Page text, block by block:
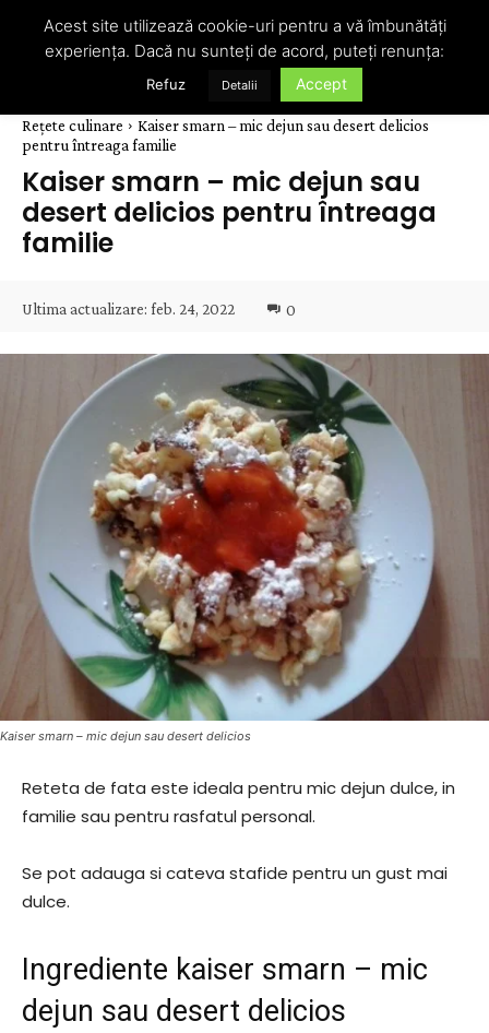
Rețete culinare
Kaiser smarn – mic dejun sau desert delicios
pentru întreaga familie
Kaiser smarn – mic dejun sau
desert delicios pentru întreaga
familie
Ultima actualizare: feb. 24, 2022 0
Kaiser smarn – mic dejun sau desert delicios
Reteta de fata este ideala pentru mic dejun dulce, in
familie sau pentru rasfatul personal.
Se pot adauga si cateva stafide pentru un gust mai
dulce.
Ingrediente kaiser smarn – mic
dejun sau desert delicios
Acest site utilizează cookie-uri pentru a vă îmbunătăți
experiența. Dacă nu sunteți de acord, puteți renunța:
Refuz Detalii Accept